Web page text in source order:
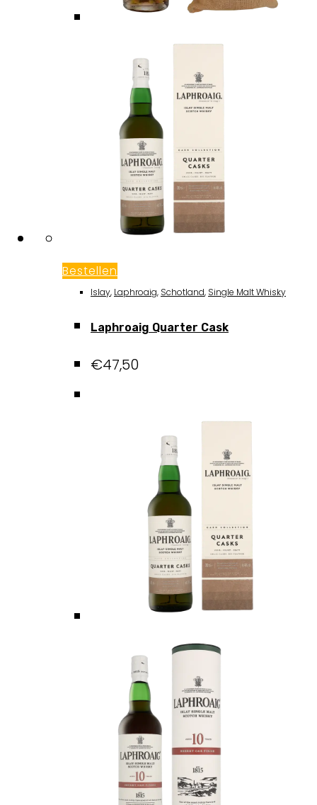
Bestellen
Islay, Laphroaig, Schotland, Single Malt Whisky
Laphroaig Quarter Cask
€47,50